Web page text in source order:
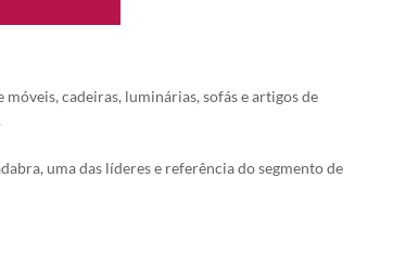
cadeiras, luminárias, sofás e artigos de
uma das líderes e referência do segmento de